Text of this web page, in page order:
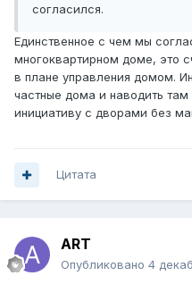
согласился.
Единственное с чем мы
многоквартирном доме, это
в плане управления домом.
частные дома и наводить
инициативу с дворами без
Цитата
ART
Опубликовано 4